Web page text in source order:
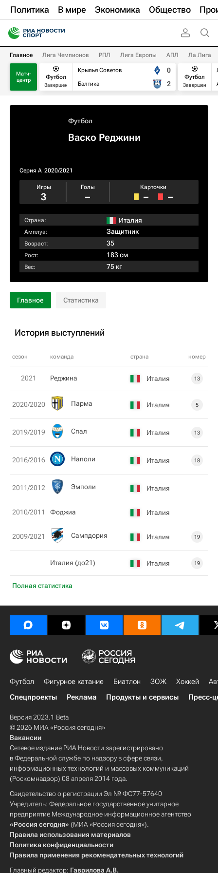
Политика В мире Экономика Общество
Главное Лига Чемпионов РПЛ Лига Европы АПЛ Ла Лига
Матч-
центр
Футбол
Завершен
Крылья Советов
Балтика
0
2
Футбол
Завершен
Футбол
Васко Реджини
Серия А 2020/2021
Игры
3
Голы
–
Карточки
– –
Страна: Италия
Амплуа: Защитник
Возраст: 35
Рост: 183 см
Вес: 75 кг
Главное Статистика
История выступлений
сезон команда страна номер
Полная статистика
2021 Рeджина Италия 13
2020/2020 Парма Италия 5
2019/2019 Спал Италия 13
2016/2016 Наполи Италия 18
2011/2012 Эмполи Италия
2010/2011 Фоджиа Италия
2009/2021 Сампдория Италия 19
Италия (до21) Италия 19
Футбол Фигурное катание Биатлон ЗОЖ Хоккей
Спецпроекты
Реклама Продукты и сервисы Пресс-
Версия 2023.1 Beta
© 2026 МИА «Россия сегодня»
Вакансии
Сетевое издание РИА Новости зарегистрировано
в Федеральной службе по надзору в сфере связи,
информационных технологий и массовых коммуникаций
(Роскомнадзор) 08 апреля 2014 года.
Свидетельство о регистрации Эл № ФС77-57640
Учредитель: Федеральное государственное унитарное
предприятие Международное информационное агентство
«Россия сегодня» (МИА «Россия сегодня»).
Правила использования материалов
Политика конфиденциальности
Правила применения рекомендательных технологий
Главный редактор: Гаврилова А.В.